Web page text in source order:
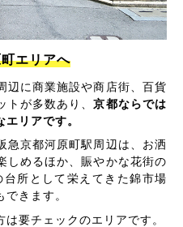
エリアへ
辺に商業施設や商店街、百貨
トが多数あり、京都ならでは
リアです。
急京都河原町駅周辺は、お洒
しめるほか、賑やかな花街の
台所として栄えてきた錦市場
きます。
要チェックのエリアです。